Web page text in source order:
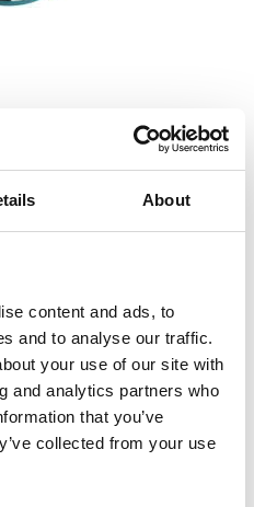
About
content and ads, to
and to analyse our traffic.
your use of our site with
and analytics partners who
that you’ve
collected from your use
& Risk Life
actuarielles
aux assureurs du
pour